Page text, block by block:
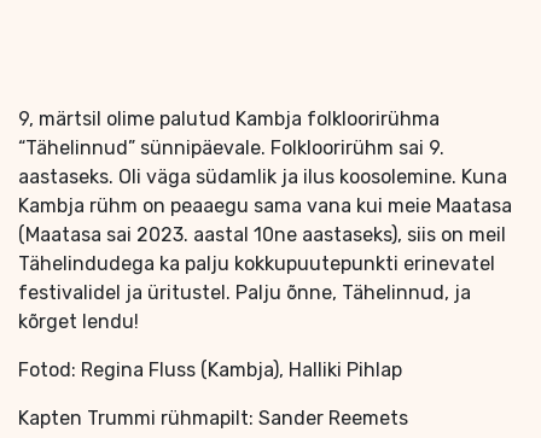
9, märtsil olime palutud Kambja folkloorirühma
“Tähelinnud” sünnipäevale. Folkloorirühm sai 9.
aastaseks. Oli väga südamlik ja ilus koosolemine. Kuna
Kambja rühm on peaaegu sama vana kui meie Maatasa
(Maatasa sai 2023. aastal 10ne aastaseks), siis on meil
Tähelindudega ka palju kokkupuutepunkti erinevatel
festivalidel ja üritustel. Palju õnne, Tähelinnud, ja
kõrget lendu!
Fotod: Regina Fluss (Kambja), Halliki Pihlap
Kapten Trummi rühmapilt: Sander Reemets